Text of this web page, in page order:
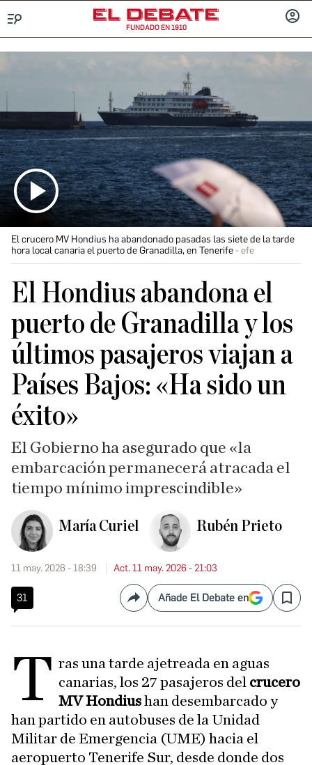
FUNDADO EN 1910
El crucero MV Hondius ha abandonado pasadas las siete de la tarde
hora local canaria el puerto de Granadilla, en Tenerife
efe
El Hondius abandona el
puerto de Granadilla y los
últimos pasajeros viajan a
Países Bajos: «Ha sido un
éxito»
El Gobierno ha asegurado que «la
embarcación permanecerá atracada el
tiempo mínimo imprescindible»
María Curiel Rubén Prieto
11 may. 2026 - 18:39 Act. 11 may. 2026 - 21:03
31 CompartirAñade El Debate en Save
T ras una tarde ajetreada en aguas
canarias, los 27 pasajeros del crucero
MV Hondiushan desembarcado y
han partido en autobuses de la Unidad
Militar de Emergencia (UME) hacia el
aeropuerto Tenerife Sur, desde donde dos